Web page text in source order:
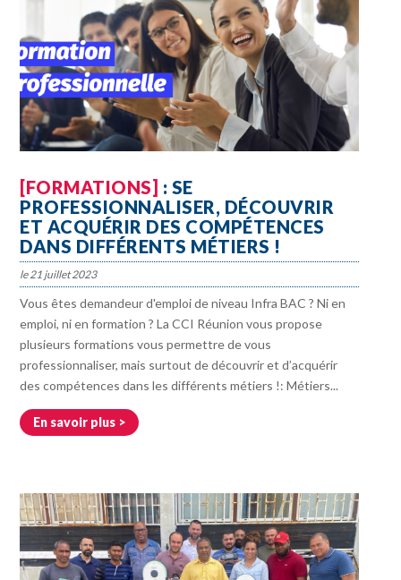
[FORMATIONS] : SE
PROFESSIONNALISER, DÉCOUVRIR
ET ACQUÉRIR DES COMPÉTENCES
DANS DIFFÉRENTS MÉTIERS !
21 juillet 2023
Vous êtes demandeur d'emploi de niveau Infra BAC ? Ni en
emploi, ni en formation ? La CCI Réunion vous propose
plusieurs formations vous permettre de vous
professionnaliser, mais surtout de découvrir et d’acquérir
des compétences dans les différents métiers !: Métiers...
En savoir plus